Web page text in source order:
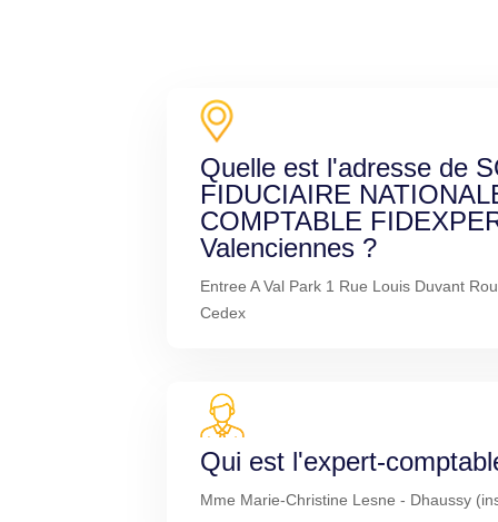
Quelle est l'adresse de
FIDUCIAIRE
COMPTABLE
Valenciennes ?
Entree A Val Park 1 Rue Louis Duvant
Cedex
Qui est l'expert-
Mme Marie-Christine Lesne - Dhaussy